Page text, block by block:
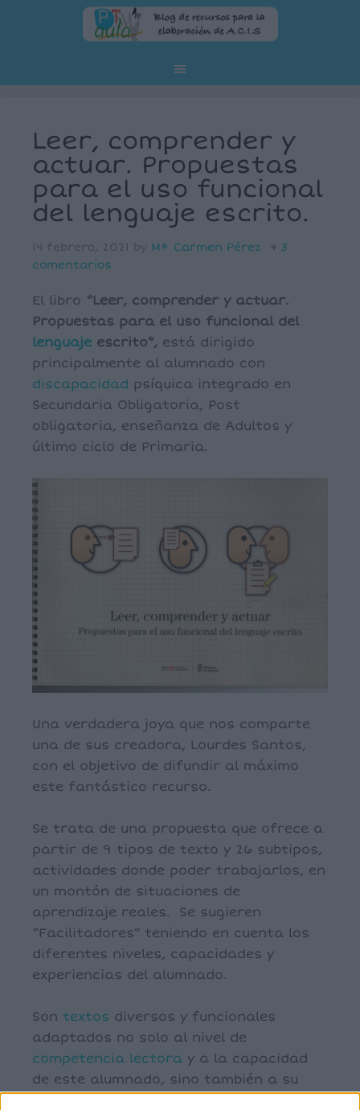
Leer, comprender y
actuar. Propuestas
para el uso funcional
del lenguaje escrito.
14 febrero, 2021 by Mª Carmen Pérez
3
comentarios
El libro “Leer, comprender y actuar.
Propuestas para el uso funcional del
lenguaje escrito”, está dirigido
principalmente al alumnado con
discapacidad psíquica integrado en
Secundaria Obligatoria, Post
obligatoria, enseñanza de Adultos y
último ciclo de Primaria.
Una verdadera joya que nos comparte
una de sus creadora, Lourdes Santos,
con el objetivo de difundir al máximo
este fantástico recurso.
Se trata de una propuesta que ofrece a
partir de 9 tipos de texto y 26 subtipos,
actividades donde poder trabajarlos, en
un montón de situaciones de
aprendizaje reales. Se sugieren
“Facilitadores” teniendo en cuenta los
diferentes niveles, capacidades y
experiencias del alumnado.
Son textos diversos y funcionales
adaptados no solo al nivel de
competencia lectora y a la capacidad
de este alumnado, sino también a su